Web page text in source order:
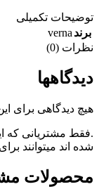
توضیحات تکمیلی
برند verna
نظرات (0)
دیدگاهها
هیچ دیدگاهی برای
.فقط مشتریانی که
شده اند میتوانند
محصولات